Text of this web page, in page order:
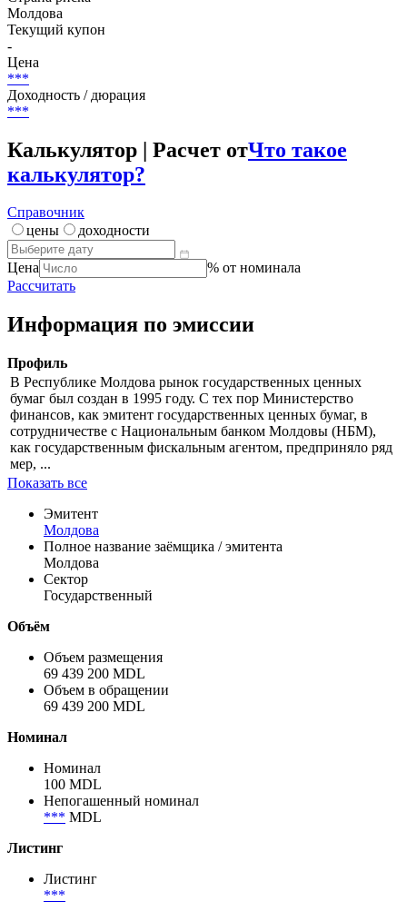
Молдова
Текущий купон
-
Цена
***
Доходность / дюрация
***
Калькулятор | Расчет отЧто такое
калькулятор?
Справочник
цены
доходности
Цена
% от номинала
Рассчитать
Информация по эмиссии
Профиль
В Республике Молдова рынок государственных ценных
бумаг был создан в 1995 году. С тех пор Министерство
финансов, как эмитент государственных ценных бумаг, в
сотрудничестве с Национальным банком Молдовы (НБМ),
как государственным фискальным агентом, предприняло ряд
мер, ...
Показать все
Эмитент
Молдова
Полное название заёмщика / эмитента
Молдова
Сектор
Государственный
Объём
Объем размещения
69 439 200 MDL
Объем в обращении
69 439 200 MDL
Номинал
Номинал
100 MDL
Непогашенный номинал
*** MDL
Листинг
Листинг
***